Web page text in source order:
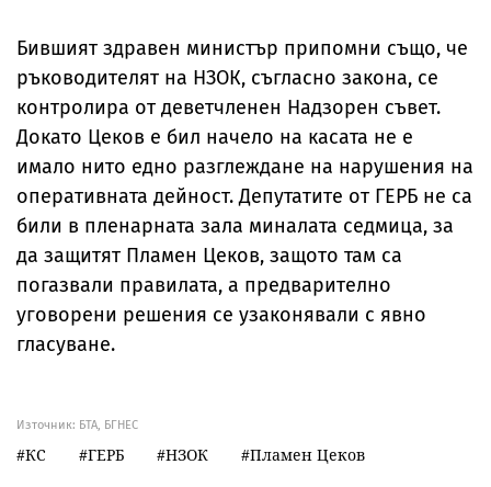
Бившият здравен министър припомни също, че
ръководителят на НЗОК, съгласно закона, се
контролира от деветчленен Надзорен съвет.
Докато Цеков е бил начело на касата не е
имало нито едно разглеждане на нарушения на
оперативната дейност. Депутатите от ГЕРБ не са
били в пленарната зала миналата седмица, за
да защитят Пламен Цеков, защото там са
погазвали правилата, а предварително
уговорени решения се узаконявали с явно
гласуване.
Източник: БТА, БГНЕС
КС ГЕРБ НЗОК Пламен Цеков